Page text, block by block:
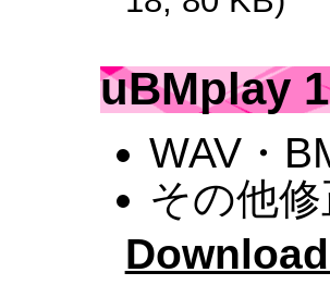
uBMplay
WAV・
その他